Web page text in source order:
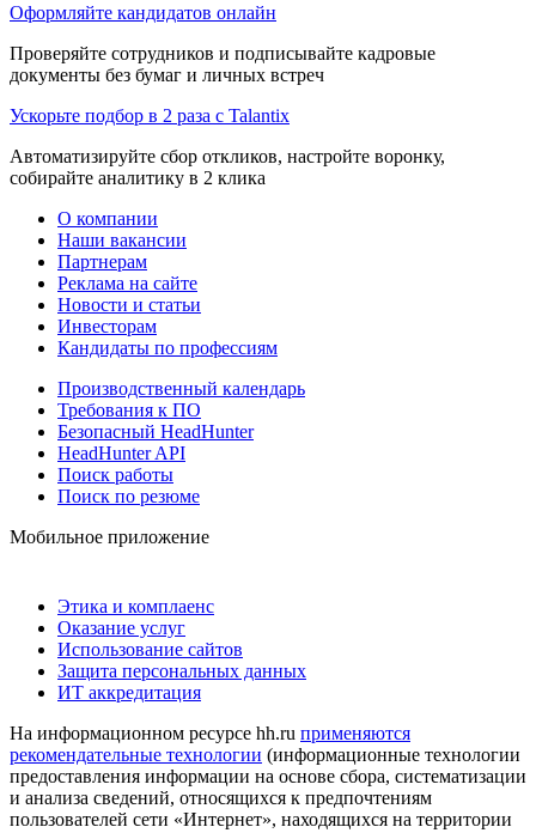
Оформляйте кандидатов онлайн
Проверяйте сотрудников и подписывайте кадровые
документы без бумаг и личных встреч
Ускорьте подбор в 2 раза с Talantix
Автоматизируйте сбор откликов, настройте воронку,
собирайте аналитику в 2 клика
О компании
Наши вакансии
Партнерам
Реклама на сайте
Новости и статьи
Инвесторам
Кандидаты по профессиям
Производственный календарь
Требования к ПО
Безопасный HeadHunter
HeadHunter API
Поиск работы
Поиск по резюме
Мобильное приложение
Этика и комплаенс
Оказание услуг
Использование сайтов
Защита персональных данных
ИТ аккредитация
На информационном ресурсе hh.ru применяются
рекомендательные технологии (информационные технологии
предоставления информации на основе сбора, систематизации
и анализа сведений, относящихся к предпочтениям
пользователей сети «Интернет», находящихся на территории